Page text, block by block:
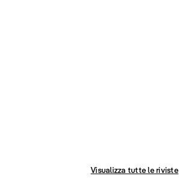
Visualizza tutte le riviste